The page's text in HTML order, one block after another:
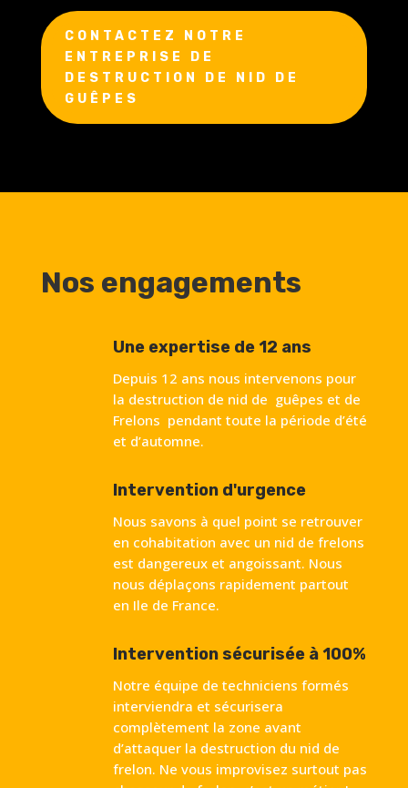
CONTACTEZ NOTRE
ENTREPRISE DE
DESTRUCTION DE NID DE
GUÊPES
Nos engagements
Une expertise de 12 ans
Depuis 12 ans nous intervenons pour
la destruction de nid de guêpes et de
Frelons pendant toute la période d’été
et d’automne.
Intervention d'urgence
Nous savons à quel point se retrouver
en cohabitation avec un nid de frelons
est dangereux et angoissant. Nous
nous déplaçons rapidement partout
en Ile de France.
Intervention sécurisée à 100%
Notre équipe de techniciens formés
interviendra et sécurisera
complètement la zone avant
d’attaquer la destruction du nid de
frelon. Ne vous improvisez surtout pas